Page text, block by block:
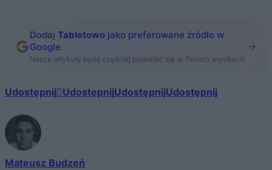
Dodaj Tabletowo jako preferowane źródło w
Google
Nasze artykuły będą częściej pojawiać się w Twoich wynikach
Udostępnij UdostępnijUdostępnijUdostępnij
Mateusz Budzeń